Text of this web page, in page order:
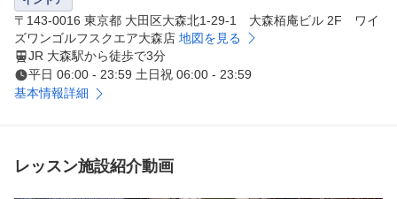
〒143-0016 東京都 大田区大森北1-29-1 大森栢庵ビル 2F ワイ
ズワンゴルフスクエア大森店 地図を見る
JR 大森駅から徒歩で3分
平日 06:00 - 23:59 土日祝 06:00 - 23:59
基本情報詳細
レッスン施設紹介動画